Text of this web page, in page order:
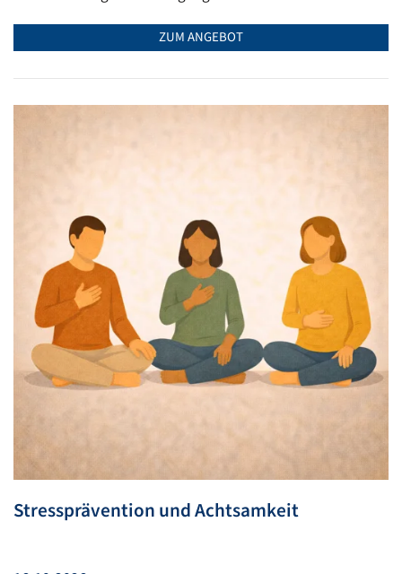
ZUM ANGEBOT
Stressprävention und Achtsamkeit